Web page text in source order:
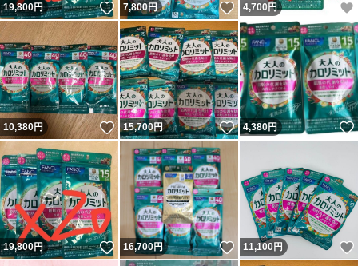
19,800円 いいね！
7,800円 いいね！
4,700 円
10,380円 いいね！
15,700円 いいね！
4,380円
19,800円 いいね！
16,700円 いいね！
11,100円